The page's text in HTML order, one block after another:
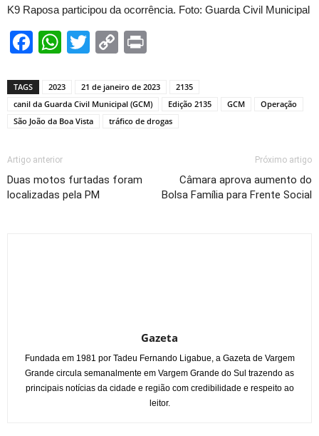
K9 Raposa participou da ocorrência. Foto: Guarda Civil Municipal
Facebook
WhatsApp
Twitter
Copy
TAGS 2023 21 de janeiro de 2023
2135
canil da Guarda Civil Municipal (GCM)
Edição 2135 GCM
Operação
São João da Boa Vista
tráfico de drogas
Artigo anterior
Duas motos furtadas foram
localizadas pela PM
Próximo artigo
Câmara aprova aumento do
Bolsa Família para Frente Social
Gazeta
Fundada em 1981 por Tadeu Fernando Ligabue, a Gazeta de Vargem
Grande circula semanalmente em Vargem Grande do Sul trazendo as
principais notícias da cidade e região com credibilidade e respeito ao
leitor.